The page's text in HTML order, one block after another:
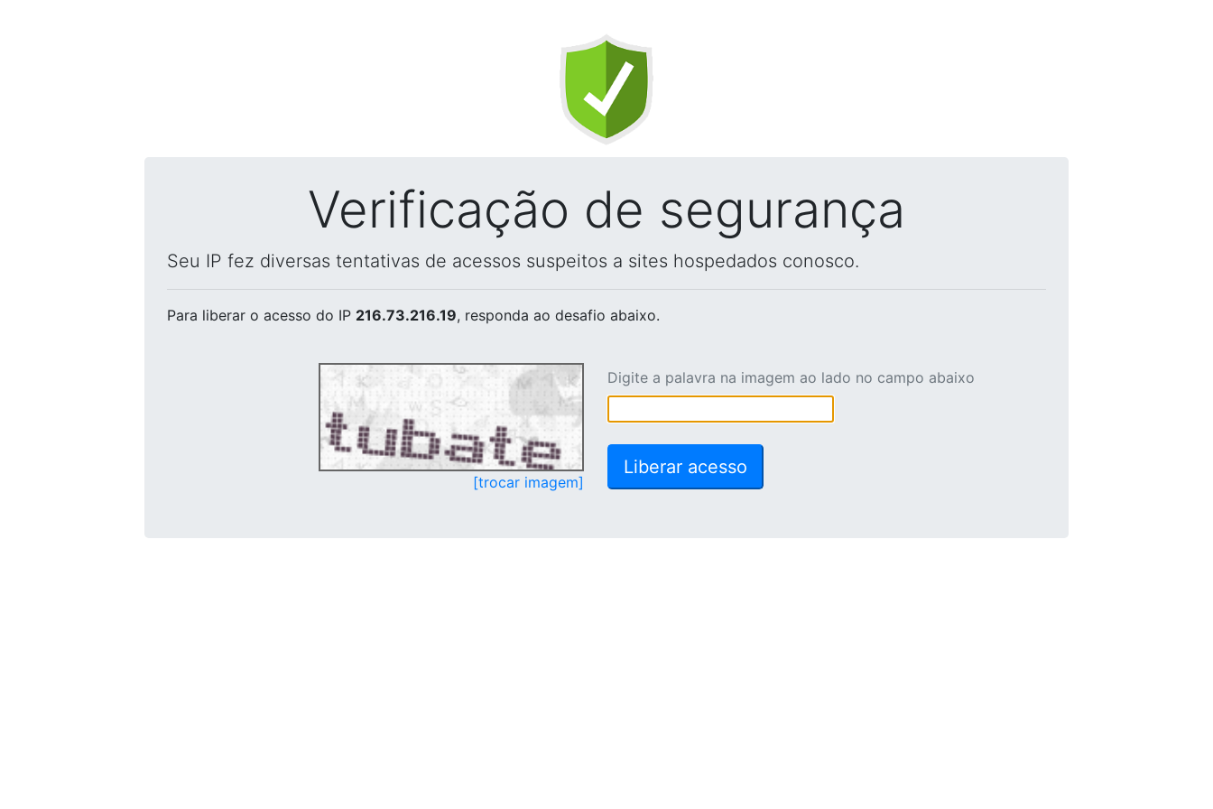
Verificação de segurança
Seu IP fez diversas tentativas de acessos suspeitos a sites hospedados conosco.
Para liberar o acesso do IP 216.73.216.19, responda ao desafio abaixo.
[trocar imagem]
Digite a palavra na imagem ao lado no campo abaixo